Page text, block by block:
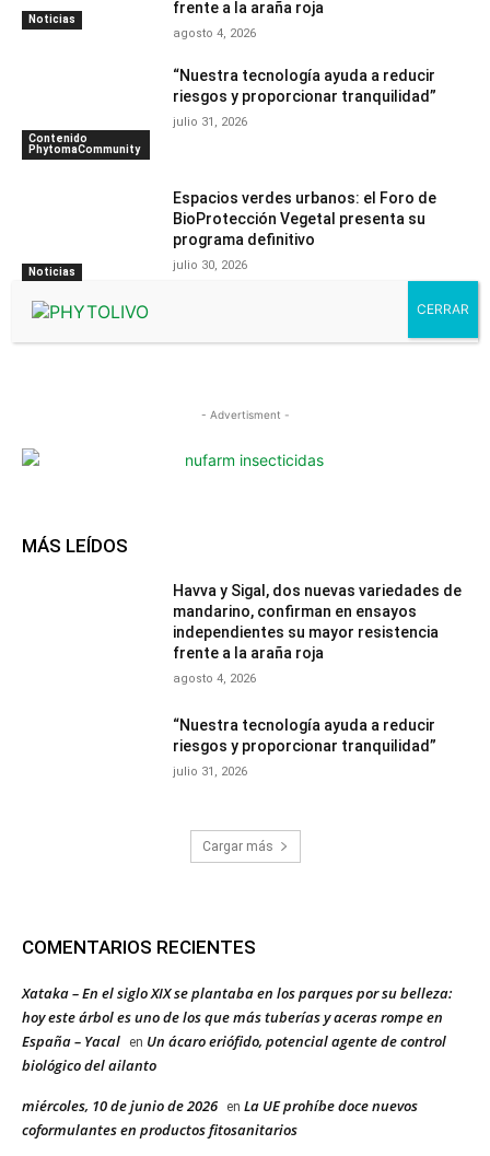
Noticias
frente a la araña roja
agosto 4, 2026
Contenido
PhytomaCommunity
“Nuestra tecnología ayuda a reducir
riesgos y proporcionar tranquilidad”
julio 31, 2026
Noticias
Espacios verdes urbanos: el Foro de
BioProtección Vegetal presenta su
programa definitivo
julio 30, 2026
- Advertisment -
MÁS LEÍDOS
Havva y Sigal, dos nuevas variedades de
mandarino, confirman en ensayos
independientes su mayor resistencia
frente a la araña roja
agosto 4, 2026
“Nuestra tecnología ayuda a reducir
riesgos y proporcionar tranquilidad”
julio 31, 2026
Cargar más
COMENTARIOS RECIENTES
Xataka – En el siglo XIX se plantaba en los parques por su belleza:
hoy este árbol es uno de los que más tuberías y aceras rompe en
España – Yacal
en Un ácaro eriófido, potencial agente de control
biológico del ailanto
miércoles, 10 de junio de 2026 en La UE prohíbe doce nuevos
coformulantes en productos fitosanitarios